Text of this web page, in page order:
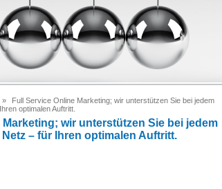
Full Service Online Marketing; wir unterstützen Sie bei jedem
optimalen Auftritt.
Marketing; wir unterstützen Sie bei jedem
– für Ihren optimalen Auftritt.